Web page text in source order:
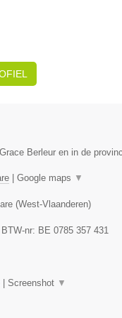
Berleur en in de
| Google maps ▼
(West-Vlaanderen)
nr: BE 0785 357 431
| Screenshot ▼